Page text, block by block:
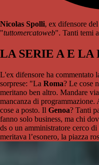
Nicolas Spolli, ex difensore del
"tuttomercatoweb". Tanti temi
LA SERIE A E LA
L'ex difensore ha commentato
sorprese: "La Roma? Le cose
meritano ben altro. Mandare via
mancanza di programmazione.
cose a posto. Il Genoa? Tanti
fanno solo business, ma chi
ds o un amministratore cerco
meritava l’esonero, la piazza